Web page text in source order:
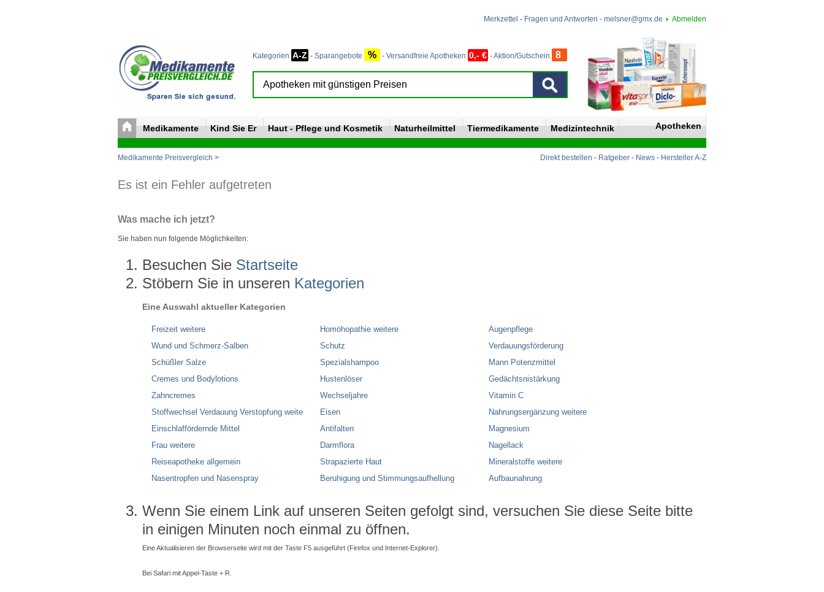
Merkzettel - Fragen und Antworten - melsner@gmx.de Abmelden
Kategorien A-Z - Sparangebote % - Versandfreie Apotheken 0,- € -Aktion/Gutschein 8
Medikamente Kind Sie Er Haut - Pflege und Kosmetik Naturheilmittel Tiermedikamente Medizintechnik Apotheken
Medikamente Preisvergleich > Direkt bestellen - Ratgeber - News - Hersteller A-Z
Es ist ein Fehler aufgetreten
Was mache ich jetzt?
Sie haben nun folgende Möglichkeiten:
Besuchen Sie Startseite
Stöbern Sie in unseren Kategorien
Eine Auswahl aktueller Kategorien
Freizeit weitere
Wund und Schmerz-Salben
Schüßler Salze
Cremes und Bodylotions
Zahncremes
Stoffwechsel Verdauung Verstopfung weite
Einschlaffördernde Mittel
Frau weitere
Reiseapotheke allgemein
Nasentropfen und Nasenspray
Homöhopathie weitere
Schutz
Spezialshampoo
Hustenlöser
Wechseljahre
Eisen
Antifalten
Darmflora
Strapazierte Haut
Beruhigung und Stimmungsaufhellung
Augenpflege
Verdauungsförderung
Mann Potenzmittel
Gedächtsnistärkung
Vitamin C
Nahrungsergänzung weitere
Magnesium
Nagellack
Mineralstoffe weitere
Aufbaunahrung
Wenn Sie einem Link auf unseren Seiten gefolgt sind, versuchen Sie diese Seite bitte
in einigen Minuten noch einmal zu öffnen.
Eine Aktualisieren der Browserseite wird mit der Taste F5 ausgeführt (Firefox und Internet-Explorer).
Bei Safari mit Appel-Taste + R.